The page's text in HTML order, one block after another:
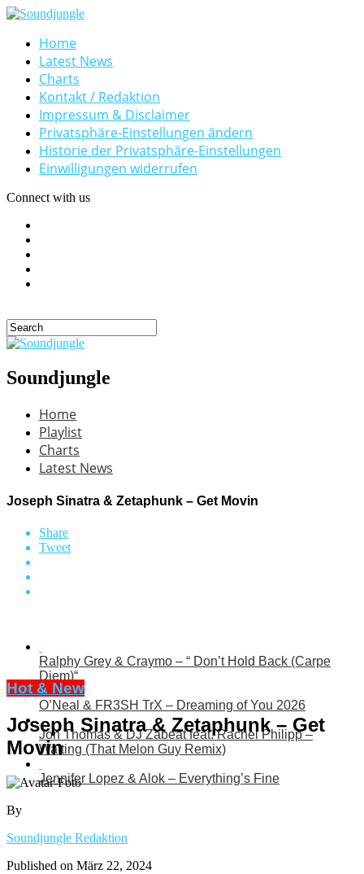
Home
Latest News
Charts
Kontakt / Redaktion
Impressum & Disclaimer
Privatsphäre-Einstellungen ändern
Historie der Privatsphäre-Einstellungen
Einwilligungen widerrufen
Connect with us
Soundjungle
Home
Playlist
Charts
Latest News
Joseph Sinatra & Zetaphunk – Get Movin
Share
Tweet
Ralphy Grey & Craymo – “ Don’t Hold Back (Carpe
Diem)“
O’Neal & FR3SH TrX – Dreaming of You 2026
Jon Thomas & DJ Zabeat feat. Rachel Philipp –
Waiting (That Melon Guy Remix)
Jennifer Lopez & Alok – Everything’s Fine
Hot & New
Joseph Sinatra & Zetaphunk – Get
Movin
By
Soundjungle Redaktion
Published on März 22, 2024